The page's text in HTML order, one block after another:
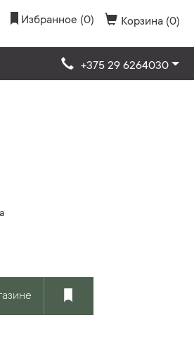
Избранное (0) Корзина (0)
+375 29 6264030